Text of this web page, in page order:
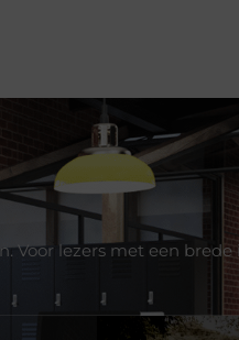
Voor lezers met een brede